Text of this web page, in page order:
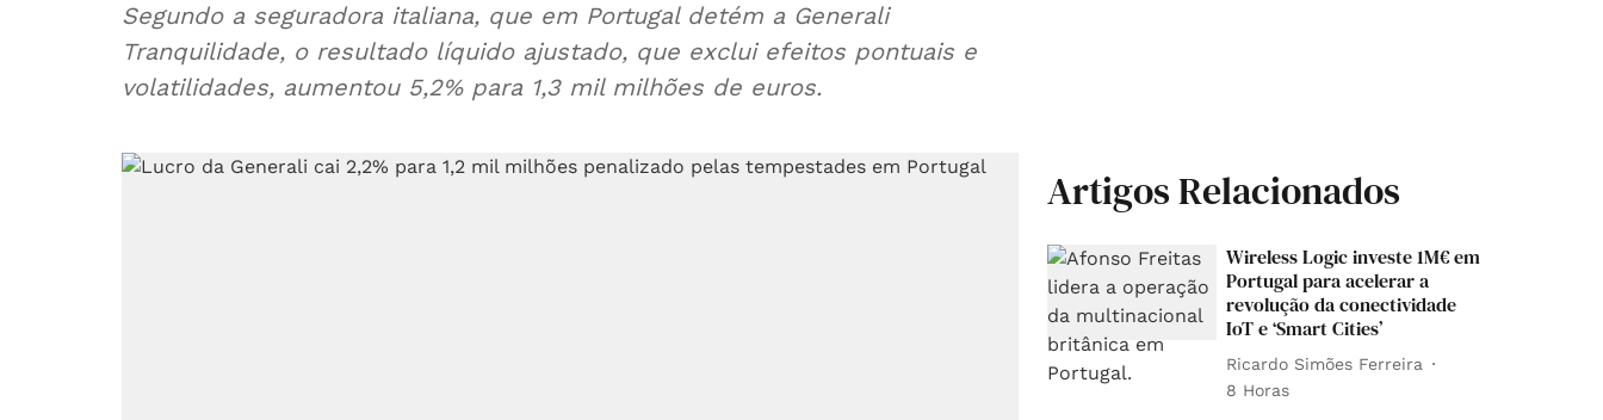
Segundo a seguradora italiana, que em Portugal detém a Generali
Tranquilidade, o resultado líquido ajustado, que exclui efeitos pontuais e
volatilidades, aumentou 5,2% para 1,3 mil milhões de euros.
Artigos Relacionados
Wireless Logic investe 1M€ em
Portugal para acelerar a
revolução da conectividade
IoT e ‘Smart Cities’
Ricardo Simões Ferreira
8 Horas